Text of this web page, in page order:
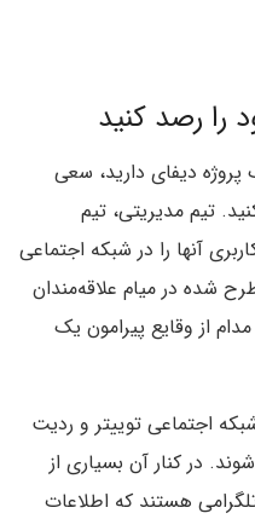
را رصد کنید
دیفای دارید، سعی
تیم مدیریتی، تیم
آنها را در شبکه اجتماعی
شده در میام علاقه‌مندان
از وقایع پیرامون یک
اجتماعی توییتر و ردیت
در کنار آن بسیاری از
هستند که اطلاعات